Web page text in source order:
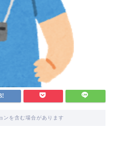
ンを含む場合があります